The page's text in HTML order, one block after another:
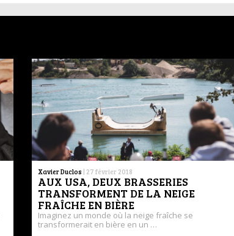
Xavier Duclos | 27 février 2018
AUX USA, DEUX BRASSERIES
TRANSFORMENT DE LA NEIGE
FRAÎCHE EN BIÈRE
Imaginez un monde où la neige fraîche se
transformerait en bière en un …